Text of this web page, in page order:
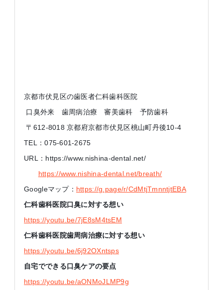
京都市伏見区の歯医者仁科歯科医院
口臭外来 歯周病治療 審美歯科 予防歯科
〒612-8018 京都府京都市伏見区桃山町丹後10-4
TEL：075-601-2675
URL：https://www.nishina-dental.net/
https://www.nishina-dental.net/breath/
Googleマップ： https://g.page/r/CdMtjTmnntjtEBA
仁科歯科医院口臭に対する想い
https://youtu.be/7jE8sM4tsEM
仁科歯科医院歯周病治療に対する想い
https://youtu.be/6j92OXntsps
自宅でできる口臭ケアの要点
https://youtu.be/aONMoJLMP9g